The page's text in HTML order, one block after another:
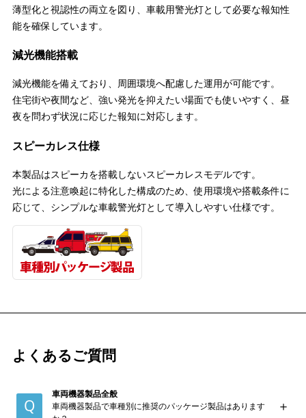
薄型化と視認性の両立を図り、車載用警光灯として必要な報知性
能を確保しています。
減光機能搭載
減光機能を備えており、周囲環境へ配慮した運用が可能です。
住宅街や夜間など、強い発光を抑えたい場面でも使いやすく、昼
夜を問わず状況に応じた報知に対応します。
スピーカレス仕様
本製品はスピーカを搭載しないスピーカレスモデルです。
光による注意喚起に特化した構成のため、使用環境や搭載条件に
応じて、シンプルな車載警光灯として導入しやすい仕様です。
よくあるご質問
車両機器製品全般
車両機器製品で車種別に推奨のパッケージ製品はあります